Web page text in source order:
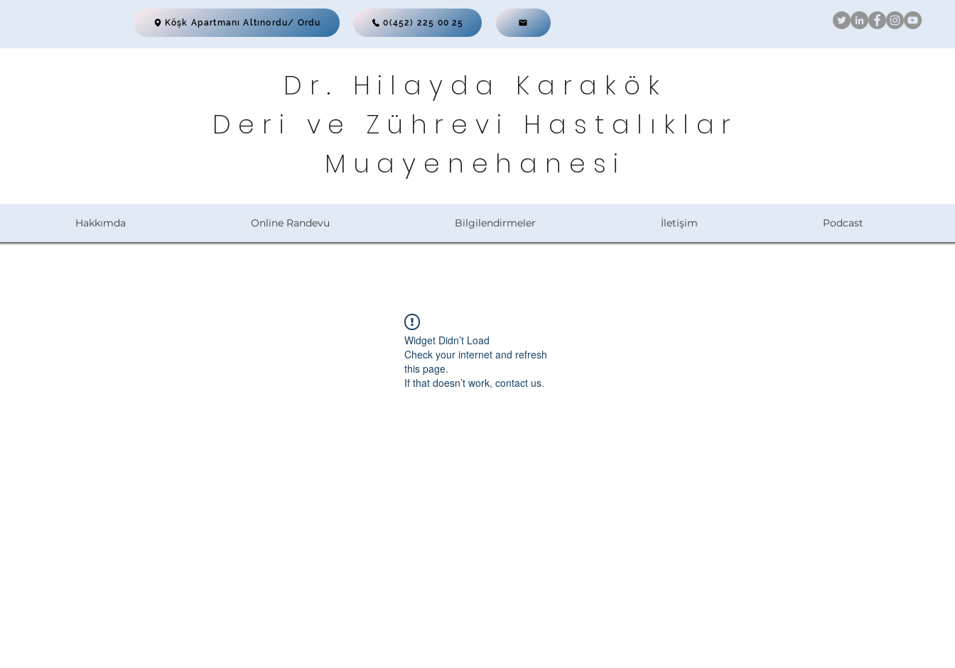
Köşk Apartmanı Altınordu/ Ordu 0(452) 225 00 25
Dr. Hilayda Karakök
Deri ve Zührevi Hastalıklar
Muayenehanesi
Hakkımda Online Randevu Bilgilendirmeler İletişim Podcast
Widget Didn’t Load
Check your internet and refresh
this page.
If that doesn’t work, contact us.